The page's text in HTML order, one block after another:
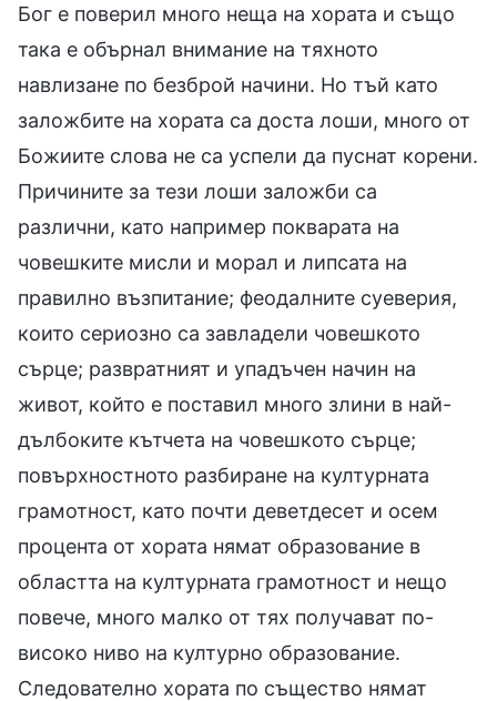
Бог е поверил много неща на хората и също
така е обърнал внимание на тяхното
навлизане по безброй начини. Но тъй като
заложбите на хората са доста лоши, много от
Божиите слова не са успели да пуснат корени.
Причините за тези лоши заложби са
различни, като например покварата на
човешките мисли и морал и липсата на
правилно възпитание; феодалните суеверия,
които сериозно са завладели човешкото
сърце; развратният и упадъчен начин на
живот, който е поставил много злини в най-
дълбоките кътчета на човешкото сърце;
повърхностното разбиране на културната
грамотност, като почти деветдесет и осем
процента от хората нямат образование в
областта на културната грамотност и нещо
повече, много малко от тях получават по-
високо ниво на културно образование.
Следователно хората по същество нямат